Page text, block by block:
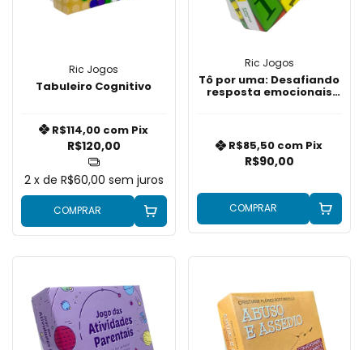
Ric Jogos
Tabuleiro Cognitivo
R$120,00
R$114,00 com Pix
2 x de R$60,00 sem juros
COMPRAR
Ric Jogos
Tô por uma: Desafiando
resposta emocionais
R$90,00
R$85,50 com Pix
COMPRAR